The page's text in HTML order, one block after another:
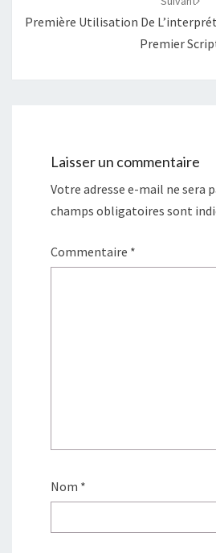
Première Utilisation De
Premier
Laisser un commentaire
Votre adresse e-mail ne sera
champs obligatoires sont
Commentaire *
Nom *